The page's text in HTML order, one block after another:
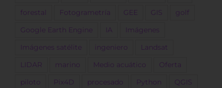
forestal Fotogrametría GEE GIS golf
Google Earth Engine IA Imágenes
Imágenes satélite ingeniero Landsat
LIDAR marino Medio acuático Oferta
piloto Pix4D procesado Python QGIS